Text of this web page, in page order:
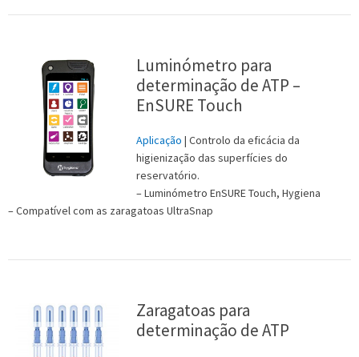
Luminómetro para
determinação de ATP –
EnSURE Touch
Aplicação | Controlo da eficácia da
higienização das superfícies do
reservatório.
– Luminómetro EnSURE Touch, Hygiena
– Compatível com as zaragatoas UltraSnap
Zaragatoas para
determinação de ATP